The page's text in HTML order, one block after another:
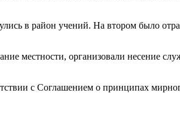
в район учений. На втором было
местности, организовали несение
с Соглашением о принципах